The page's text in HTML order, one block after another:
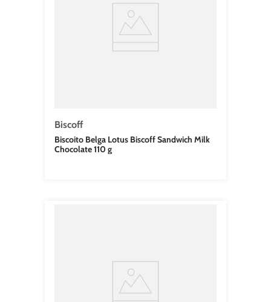
Biscoff
Biscoito Belga Lotus Biscoff Sandwich Milk
Chocolate 110 g